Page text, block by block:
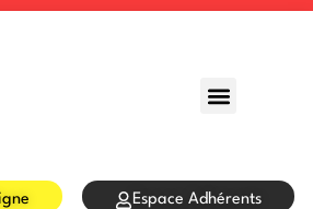
Espace Adhérents